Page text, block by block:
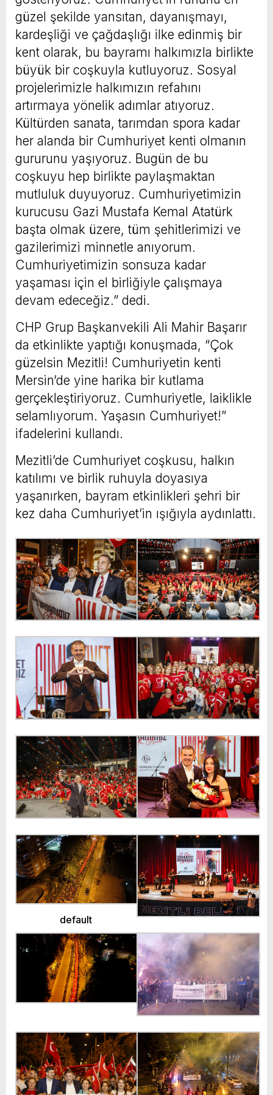
güzel şekilde yansıtan, dayanışmayı,
kardeşliği ve çağdaşlığı ilke edinmiş bir
kent olarak, bu bayramı halkımızla birlikte
büyük bir coşkuyla kutluyoruz. Sosyal
projelerimizle halkımızın refahını
artırmaya yönelik adımlar atıyoruz.
Kültürden sanata, tarımdan spora kadar
her alanda bir Cumhuriyet kenti olmanın
gururunu yaşıyoruz. Bugün de bu
coşkuyu hep birlikte paylaşmaktan
mutluluk duyuyoruz. Cumhuriyetimizin
kurucusu Gazi Mustafa Kemal Atatürk
başta olmak üzere, tüm şehitlerimizi ve
gazilerimizi minnetle anıyorum.
Cumhuriyetimizin sonsuza kadar
yaşaması için el birliğiyle çalışmaya
devam edeceğiz.” dedi.
CHP Grup Başkanvekili Ali Mahir Başarır
da etkinlikte yaptığı konuşmada, “Çok
güzelsin Mezitli! Cumhuriyetin kenti
Mersin’de yine harika bir kutlama
gerçekleştiriyoruz. Cumhuriyetle, laiklikle
selamlıyorum. Yaşasın Cumhuriyet!”
ifadelerini kullandı.
Mezitli’de Cumhuriyet coşkusu, halkın
katılımı ve birlik ruhuyla doyasıya
yaşanırken, bayram etkinlikleri şehri bir
kez daha Cumhuriyet’in ışığıyla aydınlattı.
default